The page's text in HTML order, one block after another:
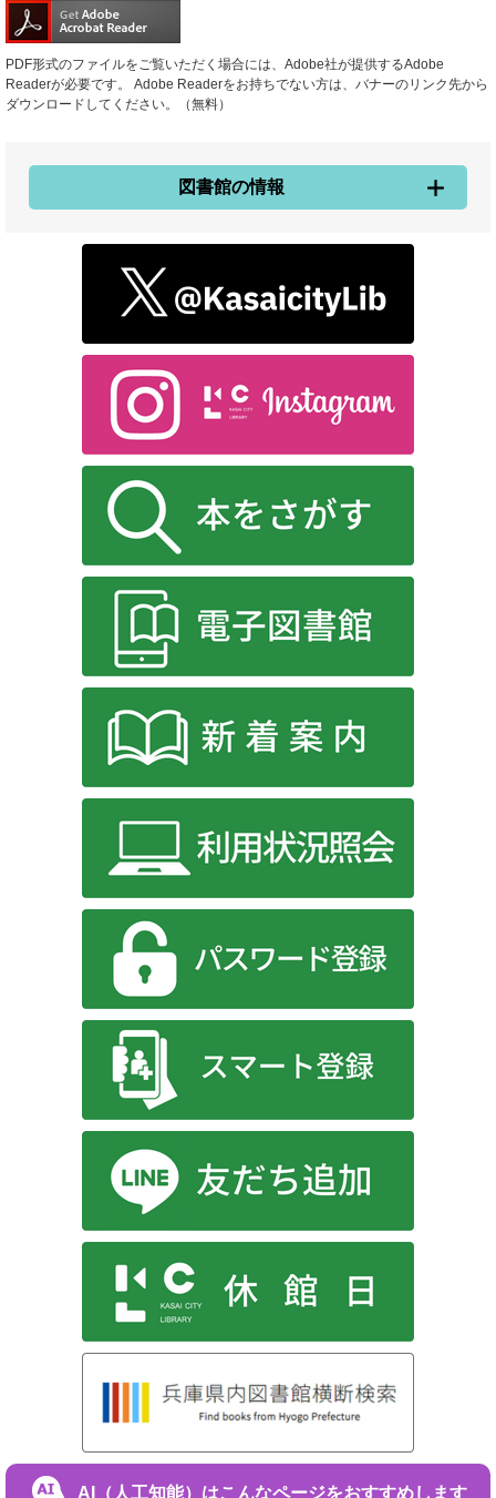
PDF形式のファイルをご覧いただく場合には、Adobe社が提供するAdobe
Readerが必要です。
Adobe Readerをお持ちでない方は、バナーのリンク先から
ダウンロードしてください。（無料）
図書館の情報
AI（人工知能）はこんなページをおすすめします